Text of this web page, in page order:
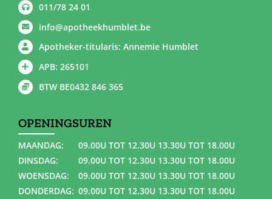
011/78 24 01
info@apotheekhumblet.be
Apotheker-titularis: Annemie Humblet
APB: 265101
BTW BE0432 846 365
OPENINGSUREN
MAANDAG:
09.00U TOT 12.30U 13.30U TOT 18.00U
DINSDAG:
09.00U TOT 12.30U 13.30U TOT 18.00U
WOENSDAG:
09.00U TOT 12.30U 13.30U TOT 18.00U
DONDERDAG: 09.00U TOT 12.30U 13.30U TOT 18.00U